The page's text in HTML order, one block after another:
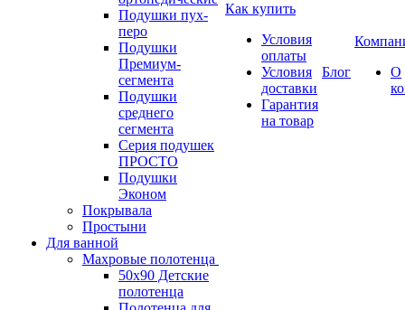
Подушки пух-
перо
Подушки
Премиум-
сегмента
Подушки
среднего
сегмента
Серия подушек
ПРОСТО
Подушки
Эконом
Покрывала
Простыни
Для ванной
Махровые полотенца
50х90 Детские
полотенца
Как купить
Условия
оплаты
Условия
доставки
Гарантия
на товар
Блог
О